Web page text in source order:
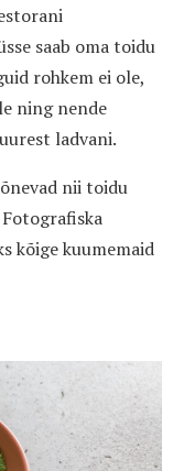
saab oma toidu
rohkem ei ole,
ning nende
ladvani.
nii toidu
kõige kuumemaid